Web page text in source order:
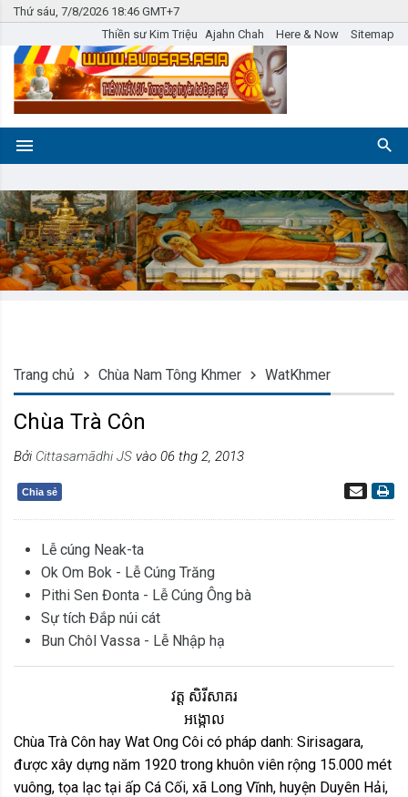
Thứ sáu, 7/8/2026 18:46 GMT+7
Thiền sư Kim Triệu Ajahn Chah Here & Now Sitemap
Trang chủ Chùa Nam Tông Khmer WatKhmer
Chùa Trà Côn
Bởi Cittasamādhi JS vào 06 thg 2, 2013
Chia sẻ
Lễ cúng Neak-ta
Ok Om Bok - Lễ Cúng Trăng
Pithi Sen Đonta - Lễ Cúng Ông bà
Sự tích Đắp núi cát
Bun Chôl Vassa - Lễ Nhập hạ
វត្ត សិរីសាគរ
អង្កោល
Chùa Trà Côn hay Wat Ong Côi có pháp danh: Sirisagara,
được xây dựng năm 1920 trong khuôn viên rộng 15.000 mét
vuông, tọa lạc tại ấp Cá Cối, xã Long Vĩnh, huyện Duyên Hải,